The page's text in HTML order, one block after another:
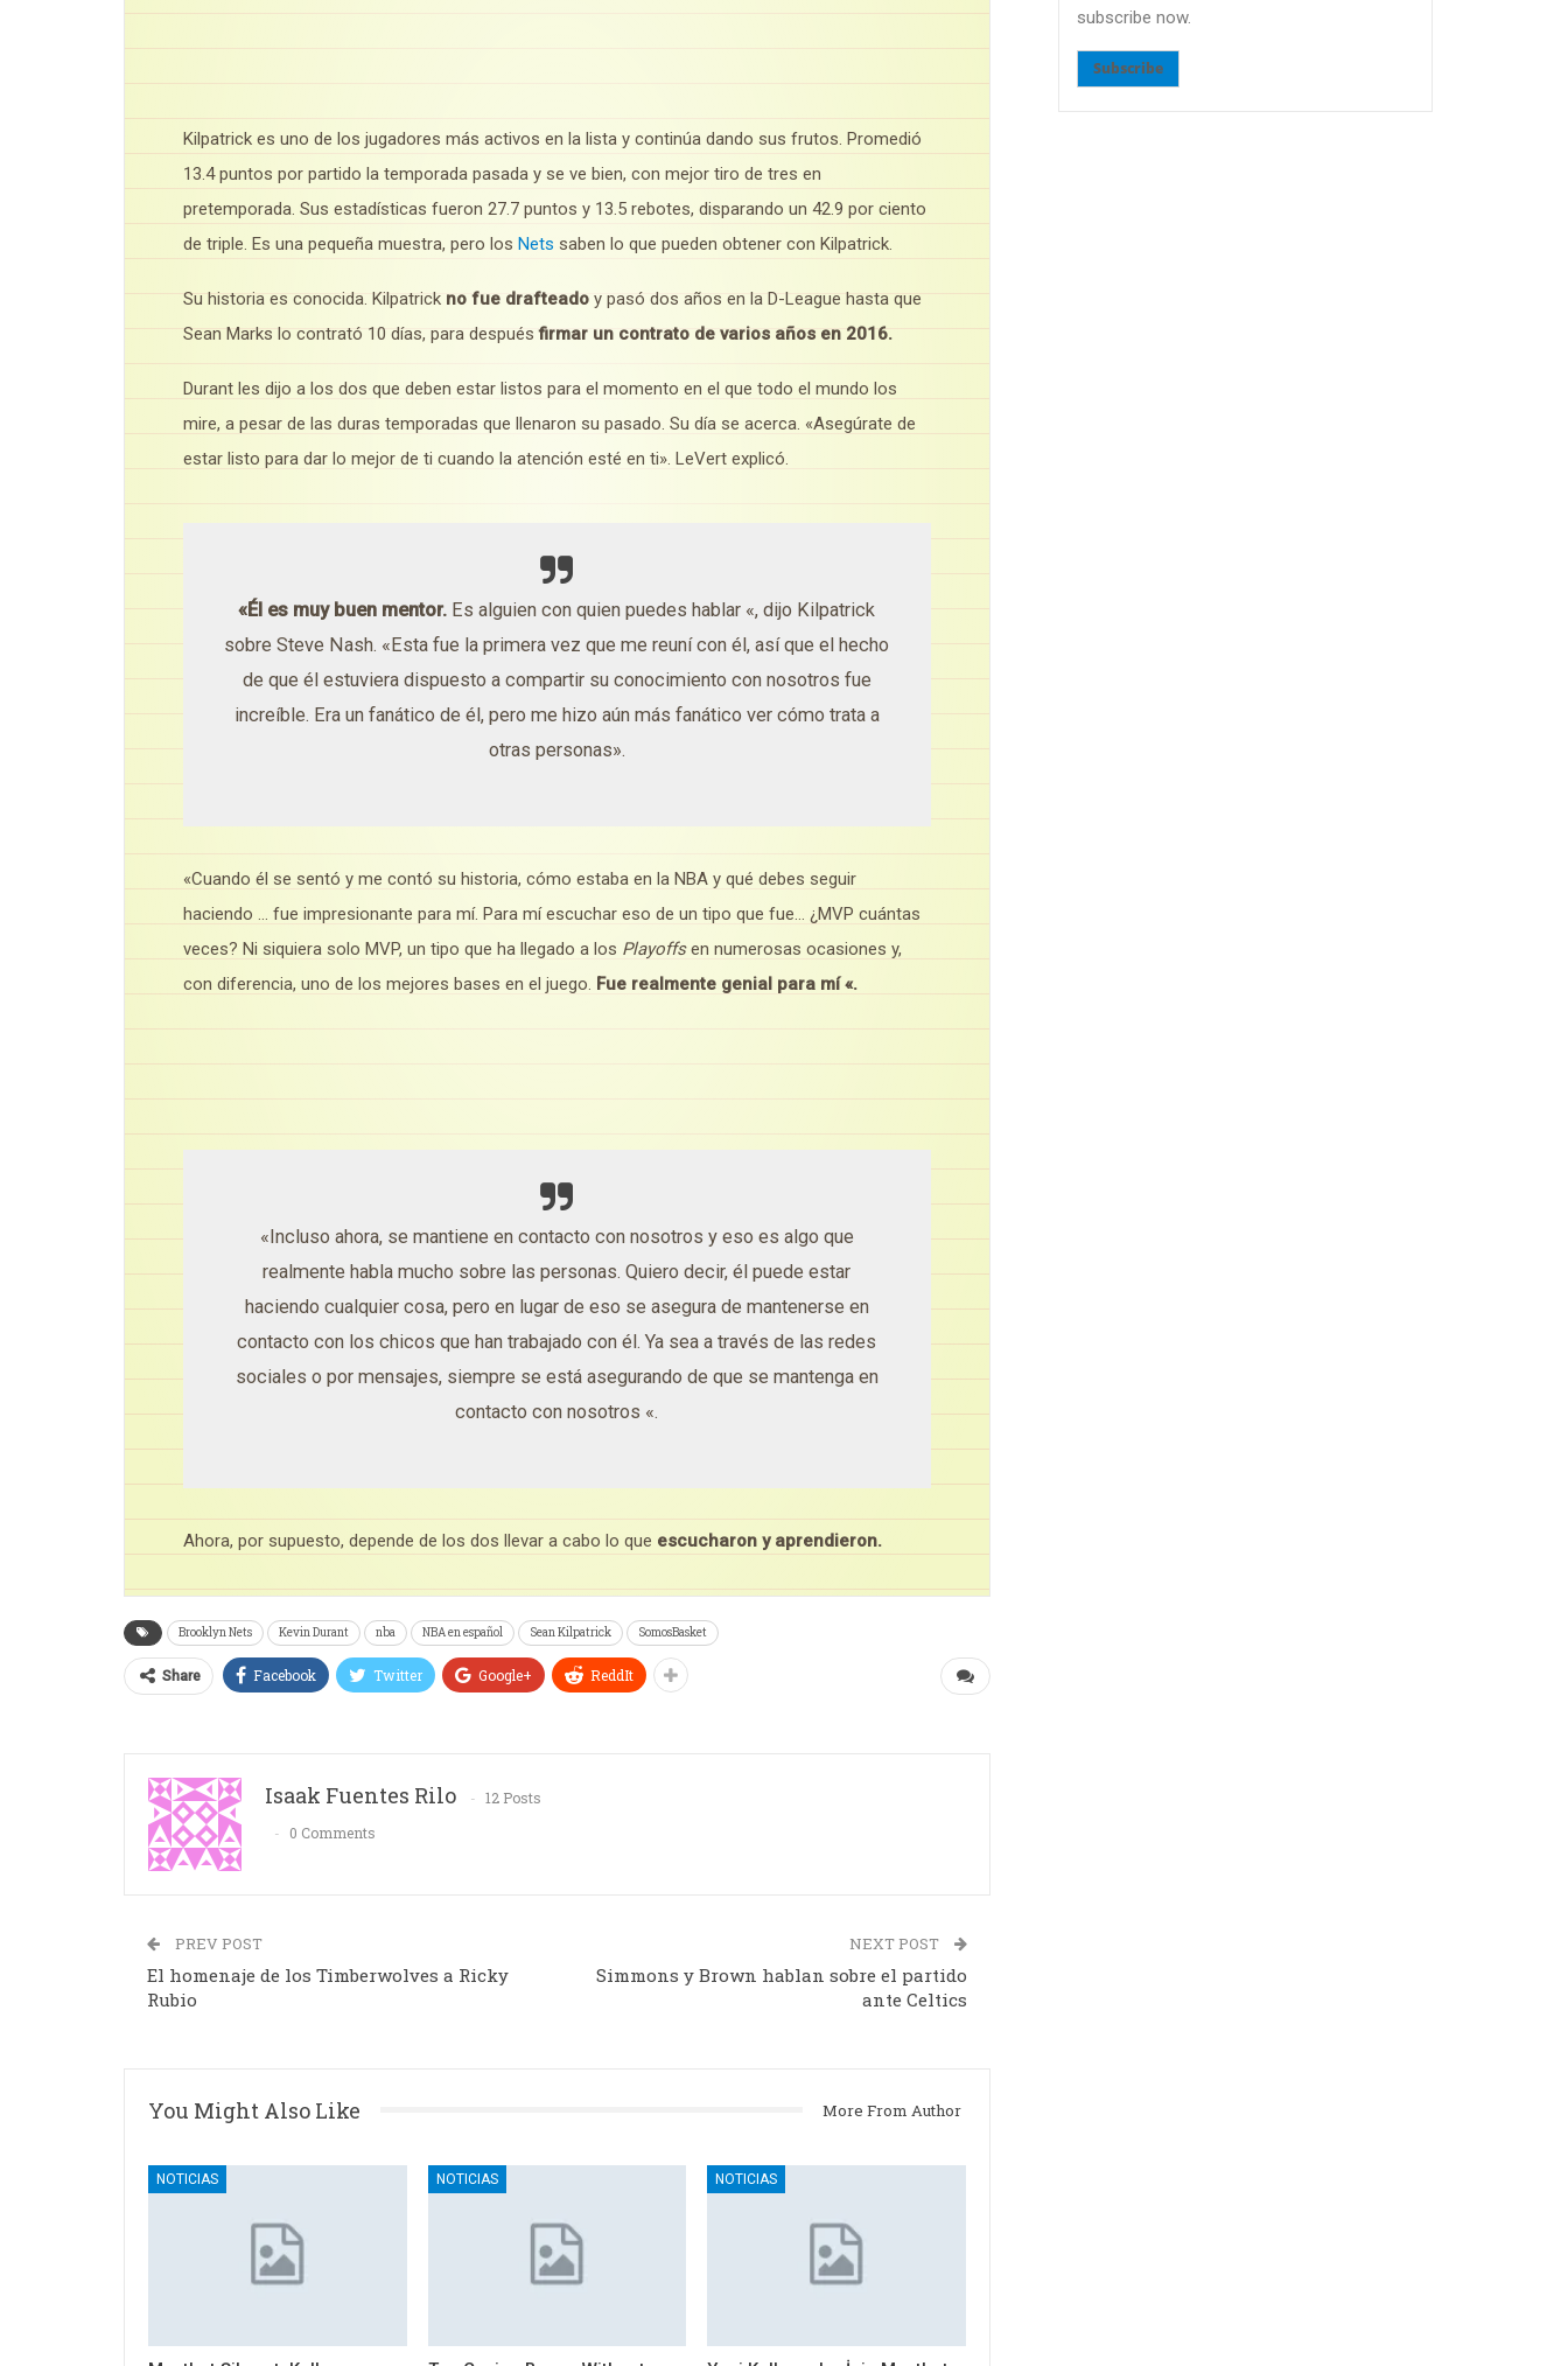
Kilpatrick es uno de los jugadores más activos en la lista y continúa dando sus frutos. Promedió
13.4 puntos por partido la temporada pasada y se ve bien, con mejor tiro de tres en
pretemporada. Sus estadísticas fueron 27.7 puntos y 13.5 rebotes, disparando un 42.9 por ciento
de triple. Es una pequeña muestra, pero los Nets saben lo que pueden obtener con Kilpatrick.
Su historia es conocida. Kilpatrick no fue drafteado y pasó dos años en la D-League hasta que
Sean Marks lo contrató 10 días, para después firmar un contrato de varios años en 2016.
Durant les dijo a los dos que deben estar listos para el momento en el que todo el mundo los
mire, a pesar de las duras temporadas que llenaron su pasado. Su día se acerca. «Asegúrate de
estar listo para dar lo mejor de ti cuando la atención esté en ti». LeVert explicó.
«Él es muy buen mentor. Es alguien con quien puedes hablar «, dijo Kilpatrick
sobre Steve Nash. «Esta fue la primera vez que me reuní con él, así que el hecho
de que él estuviera dispuesto a compartir su conocimiento con nosotros fue
increíble. Era un fanático de él, pero me hizo aún más fanático ver cómo trata a
otras personas».
«Cuando él se sentó y me contó su historia, cómo estaba en la NBA y qué debes seguir
haciendo … fue impresionante para mí. Para mí escuchar eso de un tipo que fue… ¿MVP cuántas
veces? Ni siquiera solo MVP, un tipo que ha llegado a los Playoffsen numerosas ocasiones y,
con diferencia, uno de los mejores bases en el juego. Fue realmente genial para mí «.
«Incluso ahora, se mantiene en contacto con nosotros y eso es algo que
realmente habla mucho sobre las personas.Quiero decir, él puede estar
haciendo cualquier cosa, pero en lugar de eso se asegura de mantenerse en
contacto con los chicos que han trabajado con él.Ya sea a través de las redes
sociales o por mensajes, siempre se está asegurando de que se mantenga en
contacto con nosotros «.
Ahora, por supuesto, depende de los dos llevar a cabo lo que escucharon y aprendieron.
Brooklyn Nets Kevin Durant nba NBA en español Sean Kilpatrick SomosBasket
Share Facebook Twitter Google+ ReddIt
Isaak Fuentes Rilo
12 Posts
0 Comments
PREV POST
El homenaje de los Timberwolves a Ricky
Rubio
NEXT POST
Simmons y Brown hablan sobre el partido
ante Celtics
You Might Also Like More From Author
NOTICIAS NOTICIAS NOTICIAS
subscribe now.
Subscribe